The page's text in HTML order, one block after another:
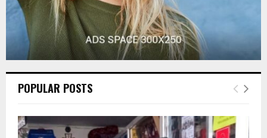
POPULAR POSTS